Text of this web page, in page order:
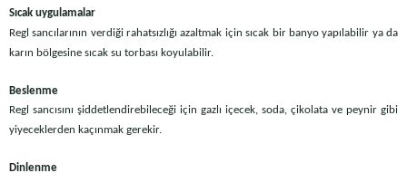
Sıcak uygulamalar
Regl sancılarının verdiği rahatsızlığı azaltmak için sıcak bir banyo yapılabilir ya da
karın bölgesine sıcak su torbası koyulabilir.
Beslenme
Regl sancısını şiddetlendirebileceği için gazlı içecek, soda, çikolata ve peynir gibi
yiyeceklerden kaçınmak gerekir.
Dinlenme